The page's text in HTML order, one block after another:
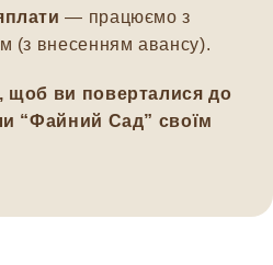
— працюємо з
(з внесенням авансу).
щоб ви поверталися до
“Файний Сад” своїм